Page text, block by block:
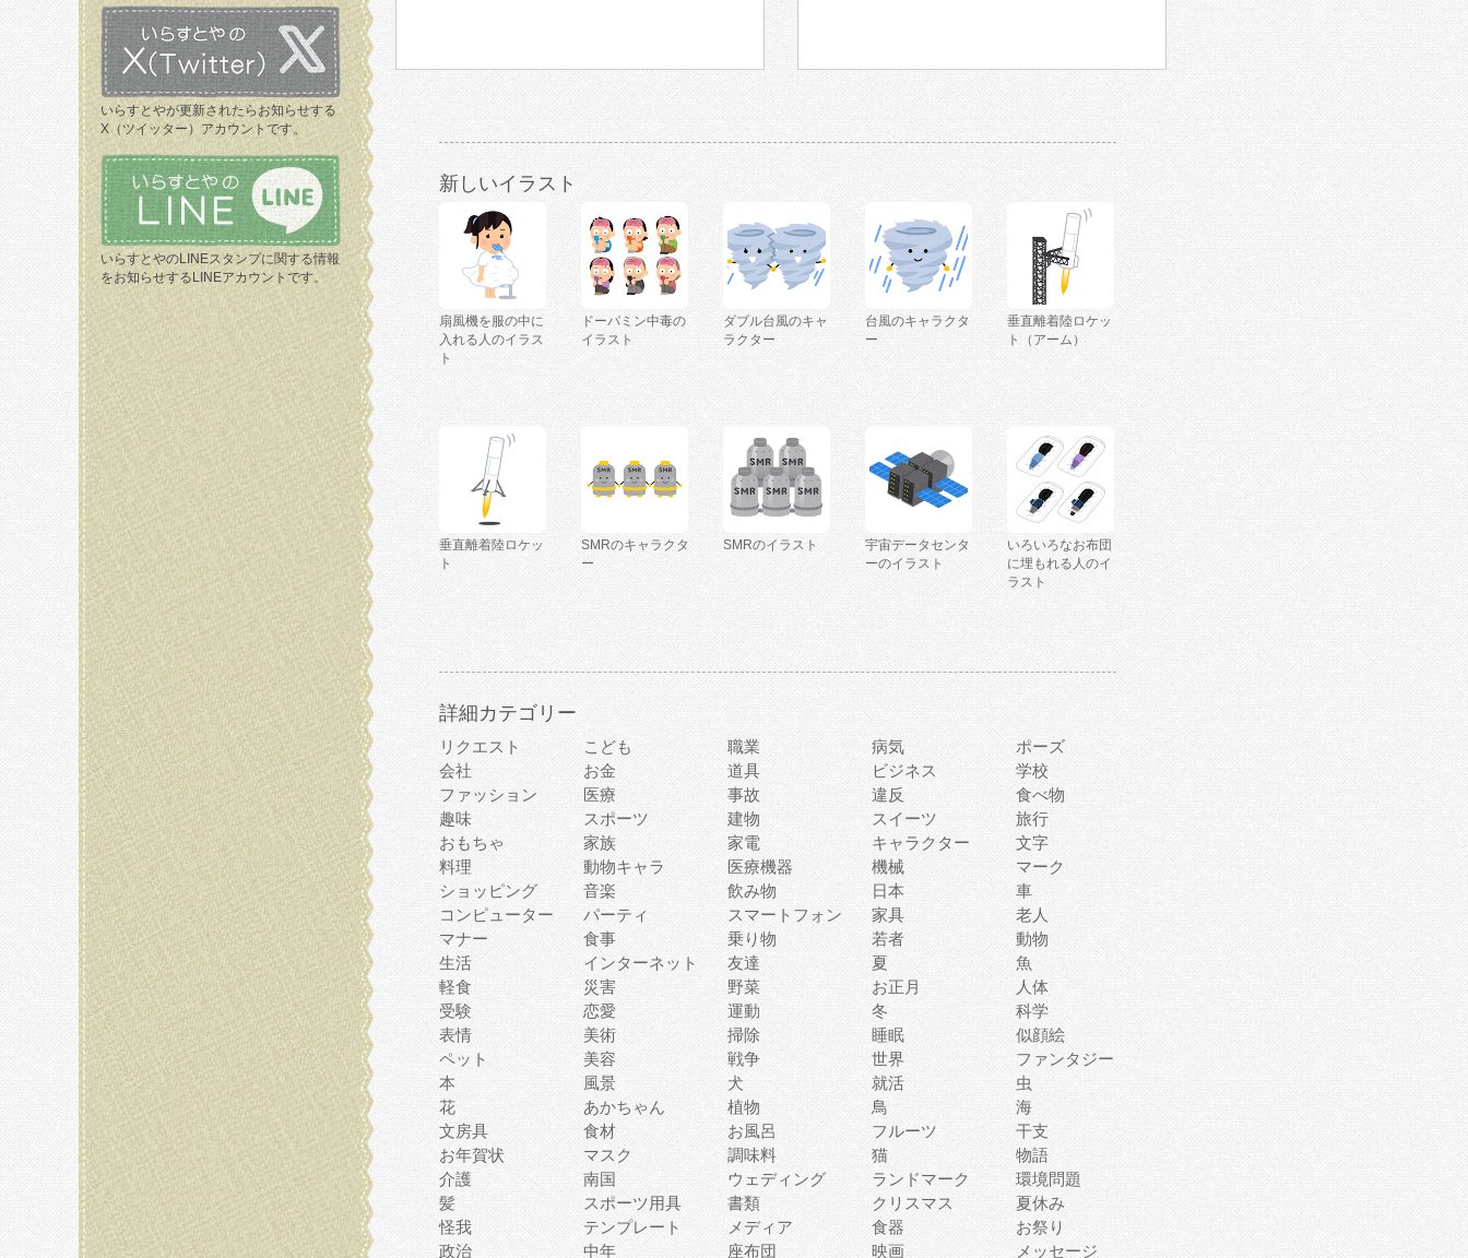
いらすとやが更新されたらお知らせする
X（ツイッター）アカウントです。
いらすとやのLINEスタンプに関する情報
をお知らせするLINEアカウントです。
新しいイラスト
扇風機を服の中に
入れる人のイラス
ト
ドーパミン中毒の
イラスト
ダブル台風のキャ
ラクター
台風のキャラクタ
ー
垂直離着陸ロケッ
ト（アーム）
垂直離着陸ロケッ
ト
SMRのキャラクタ
ー
SMRのイラスト
宇宙データセンタ
ーのイラスト
いろいろなお布団
に埋もれる人のイ
ラスト
詳細カテゴリー
リクエスト こども 職業 病気
ポーズ
会社
お金 道具 ビジネス
学校
ファッション
医療 事故 違反
食べ物
趣味
スポーツ 建物 スイーツ
旅行
おもちゃ
家族 家電 キャラクター
文字
料理
動物キャラ 医療機器 機械
マーク
ショッピング
音楽 飲み物 日本
車
コンピューター
パーティ スマートフォン 家具
老人
マナー
食事 乗り物 若者
動物
生活
インターネット 友達 夏
魚
軽食
災害 野菜 お正月
人体
受験
恋愛 運動 冬
科学
表情
美術 掃除 睡眠
似顔絵
ペット
美容 戦争 世界
ファンタジー
本
風景 犬 就活
虫
花
あかちゃん 植物 鳥
海
文房具
食材 お風呂 フルーツ
干支
お年賀状
マスク 調味料 猫
物語
介護
南国 ウェディング ランドマーク
環境問題
髪
スポーツ用具 書類 クリスマス
夏休み
怪我
テンプレート メディア 食器
お祭り
政治
中年 座布団 映画 メッセージ